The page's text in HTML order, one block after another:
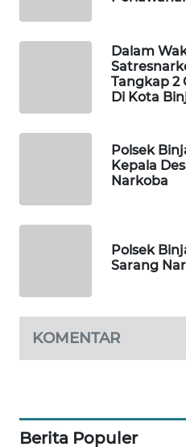
Dalam
Tangkap 2
Di Kota
Polsek
Kepala
Narkoba
Polsek
Sarang
KOMENTAR
Berita Populer
KRT
NEWS
JURNAL